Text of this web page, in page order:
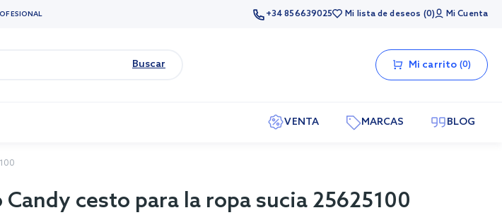
+34 856639025 Mi lista de deseos 0 Mi Cuenta
Buscar Mi carrito 0
VENTA MARCAS BLOG
Candy cesto para la ropa sucia 25625100